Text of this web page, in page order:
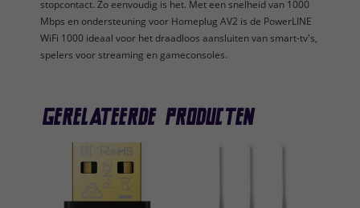
stopcontact. Zo eenvoudig is het. Met een snelheid van 1000
Mbps en ondersteuning voor Homeplug AV2 is de PowerLINE
WiFi 1000 ideaal voor het draadloos aansluiten van smart-tv's,
spelers voor streaming en gameconsoles.
Gerelateerde producten